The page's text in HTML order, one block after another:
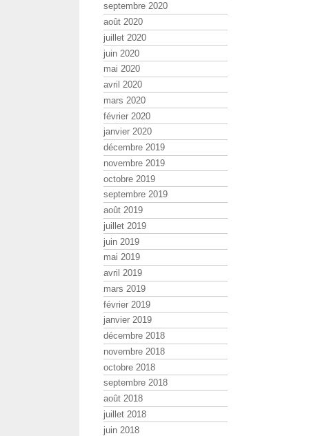
septembre 2020
août 2020
juillet 2020
juin 2020
mai 2020
avril 2020
mars 2020
février 2020
janvier 2020
décembre 2019
novembre 2019
octobre 2019
septembre 2019
août 2019
juillet 2019
juin 2019
mai 2019
avril 2019
mars 2019
février 2019
janvier 2019
décembre 2018
novembre 2018
octobre 2018
septembre 2018
août 2018
juillet 2018
juin 2018